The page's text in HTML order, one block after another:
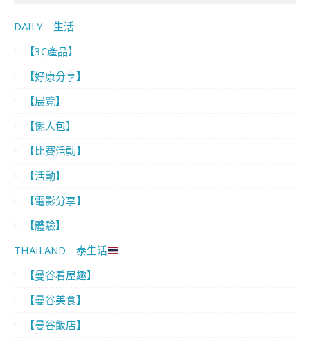
DAILY｜生活
【3C產品】
【好康分享】
【展覽】
【懶人包】
【比賽活動】
【活動】
【電影分享】
【體驗】
THAILAND｜泰生活
【曼谷看屋趣】
【曼谷美食】
【曼谷飯店】